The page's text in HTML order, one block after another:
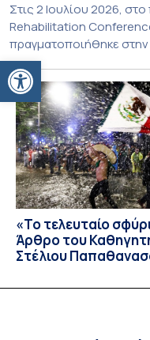
Ανοίξτε τη γραμμή εργαλείων
Στις 2 Ιουλίου 2026,
Rehabilitation
πραγματοποιήθηκε
Τμήματος Φιλολογίας
Πανεπιστημίου
παρουσίασε το
εργαλείο αξιολόγησης
διαταραχών σε
αφασία είναι επίκτητη
«Το τελευταίο
Άρθρο του
Στέλιου